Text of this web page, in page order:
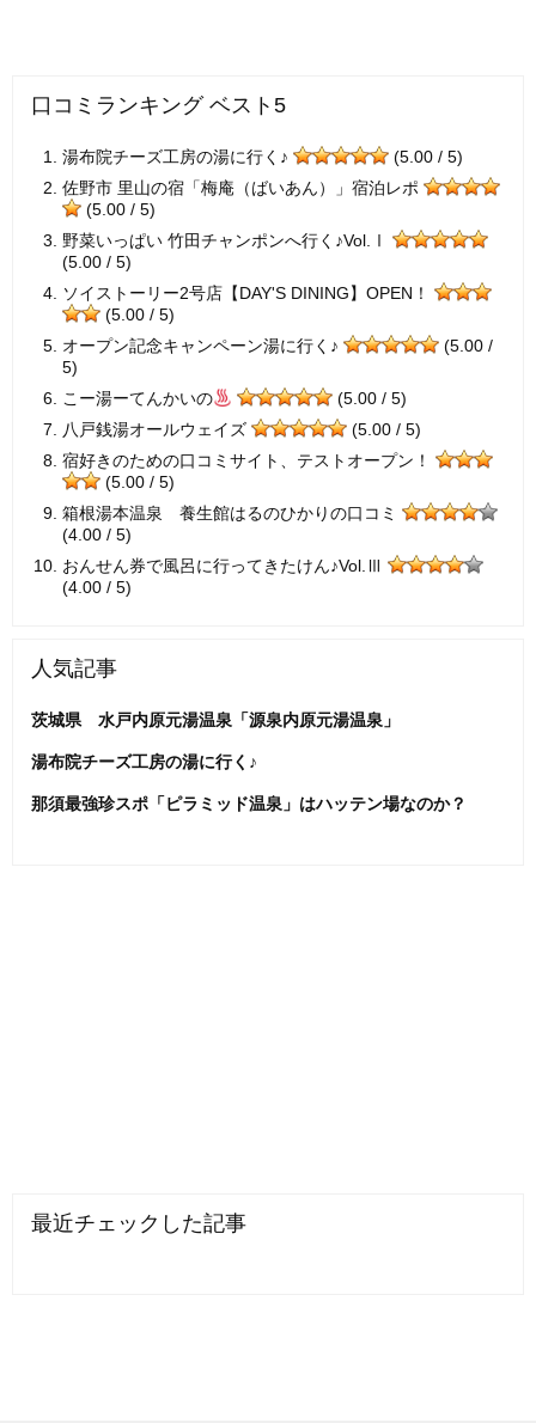
口コミランキング ベスト5
湯布院チーズ工房の湯に行く♪
(5.00 / 5)
佐野市 里山の宿「梅庵（ばいあん）」宿泊レポ
(5.00 / 5)
野菜いっぱい 竹田チャンポンへ行く♪Vol.Ⅰ
(5.00 / 5)
ソイストーリー2号店【DAY'S DINING】OPEN！
(5.00 / 5)
オープン記念キャンペーン湯に行く♪
(5.00 /
5)
こー湯ーてんかいの
(5.00 / 5)
八戸銭湯オールウェイズ
(5.00 / 5)
宿好きのための口コミサイト、テストオープン！
(5.00 / 5)
箱根湯本温泉 養生館はるのひかりの口コミ
(4.00 / 5)
おんせん券で風呂に行ってきたけん♪Vol.Ⅲ
(4.00 / 5)
人気記事
茨城県 水戸内原元湯温泉「源泉内原元湯温泉」
湯布院チーズ工房の湯に行く♪
那須最強珍スポ「ピラミッド温泉」はハッテン場なのか？
最近チェックした記事